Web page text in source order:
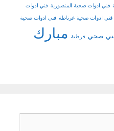
فني ادوات صحية المنصورية فني ادوات
فني ادوات صحية غرناطة فني ادوات صحية
صحي قرطبة مبارك